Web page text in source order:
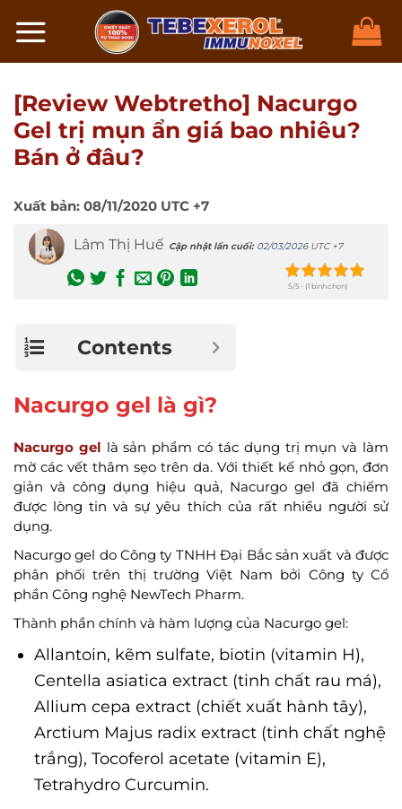
đến
[Review Webtretho] Nacurgo
Gel trị mụn ẩn giá bao nhiêu?
Bán ở đâu?
Xuất bản: 08/11/2020 UTC +7
Lâm Thị Huế Cập nhật lần cuối: 02/03/2026UTC +7
5/5 - (1 bình chọn)
Contents
Nacurgo gel là gì?
Nacurgo gel là sản phẩm có tác dụng trị mụn và làm
mờ các vết thâm sẹo trên da. Với thiết kế nhỏ gọn, đơn
giản và công dụng hiệu quả, Nacurgo gel đã chiếm
được lòng tin và sự yêu thích của rất nhiều người sử
dụng.
Nacurgo gel do Công ty TNHH Đại Bắc sản xuất và được
phân phối trên thị trường Việt Nam bởi Công ty Cổ
phần Công nghệ NewTech Pharm.
Thành phần chính và hàm lượng của Nacurgo gel:
Allantoin, kẽm sulfate, biotin (vitamin H),
Centella asiatica extract (tinh chất rau má),
Allium cepa extract (chiết xuất hành tây),
Arctium Majus radix extract (tinh chất nghệ
trắng), Tocoferol acetate (vitamin E),
Tetrahydro Curcumin.